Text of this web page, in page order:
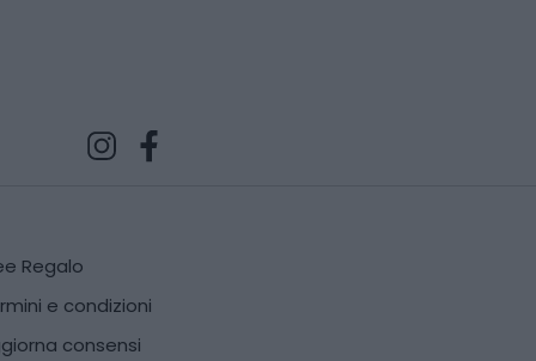
Regalo
e condizioni
consensi